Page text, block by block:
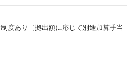
度あり（拠出額に応じて別途加算手当